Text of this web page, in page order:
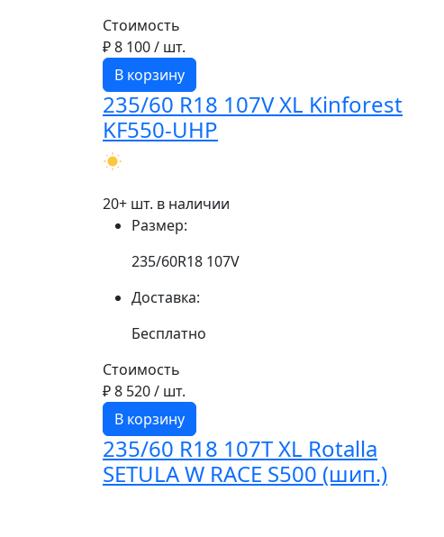
Стоимость
₽ 8 100/ шт.
В корзину
235/60 R18 107V XL Kinforest
KF550-UHP
20+ шт. в наличии
Размер:
235/60R18 107V
Доставка:
Бесплатно
Стоимость
₽ 8 520/ шт.
В корзину
235/60 R18 107T XL Rotalla
SETULA W RACE S500 (шип.)